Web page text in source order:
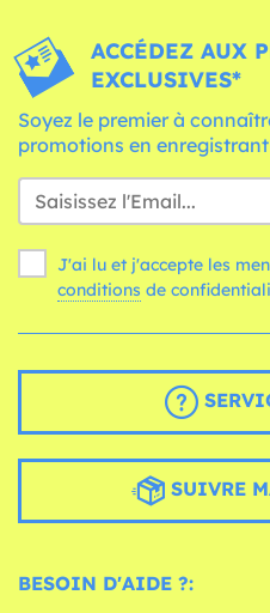
ACCÉDEZ AUX
EXCLUSIVES*
Soyez le premier à
promotions en
J'ai lu et j'accepte les
conditions de
SUIVRE
BESOIN D'AIDE ?: